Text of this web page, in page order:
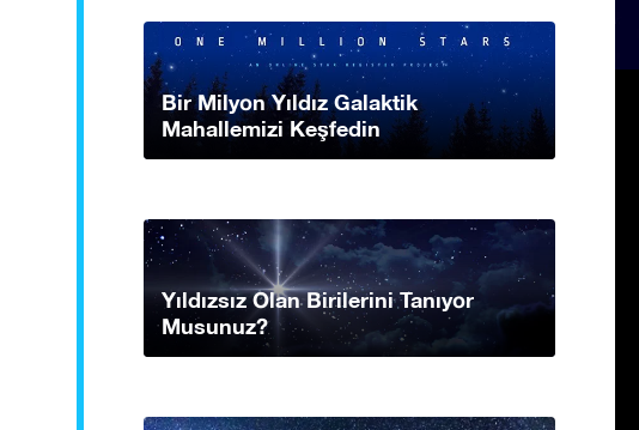
Bir Milyon Yıldız Galaktik
Mahallemizi Keşfedin
Yıldızsız Olan Birilerini Tanıyor
Musunuz?